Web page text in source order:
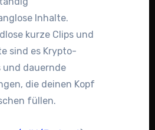
Inhalte.
kurze Clips und
sind es Krypto-
und dauernde
die deinen Kopf
füllen.